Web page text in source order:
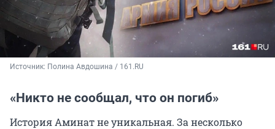
Источник: Полина Авдошина / 161.RU
«Никто не сообщал, что он погиб»
История Аминат не уникальная. За несколько